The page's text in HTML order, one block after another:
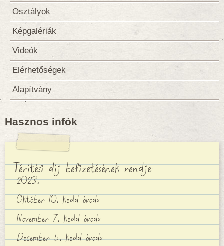
Osztályok
Képgalériák
Videók
Elérhetőségek
Alapítvány
Hasznos infók
Térítési díj befizetésének rendje:
2023.
Október 10. kedd óvoda
November 7. kedd óvoda
December 5. kedd óvoda